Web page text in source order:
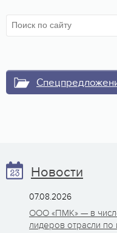
Новости
07.08.2026
ООО «ПМК» — в
лидеров отрасли по